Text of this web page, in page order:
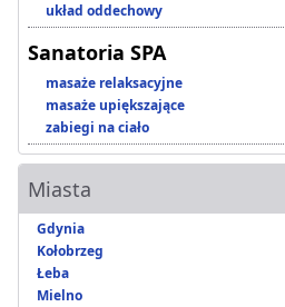
układ oddechowy
Sanatoria SPA
masaże relaksacyjne
masaże upiększające
zabiegi na ciało
Miasta
Gdynia
Kołobrzeg
Łeba
Mielno